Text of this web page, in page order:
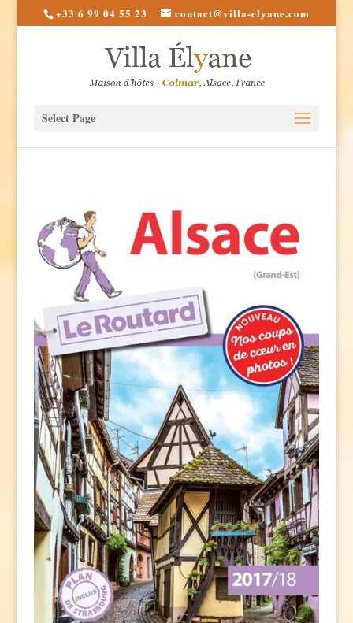
+33 6 99 04 55 23 contact@villa-elyane.com
Select Page